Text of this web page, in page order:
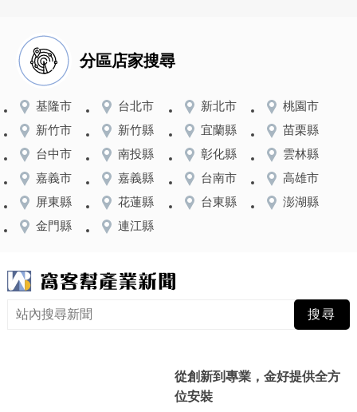
分區店家搜尋
基隆市 台北市 新北市
桃園市
新竹市
新竹縣 宜蘭縣
苗栗縣
台中市
南投縣 彰化縣
雲林縣
嘉義市
嘉義縣 台南市
高雄市
屏東縣
花蓮縣 台東縣
澎湖縣
金門縣
連江縣
從創新到專業，金好提供全方
位安裝